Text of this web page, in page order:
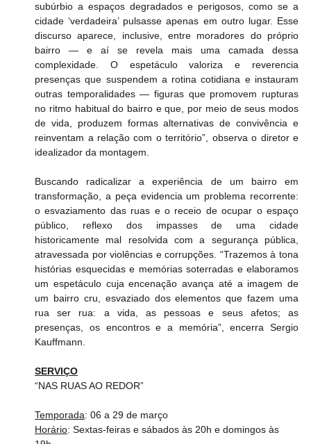
subúrbio a espaços degradados e perigosos, como se a
cidade ‘verdadeira’ pulsasse apenas em outro lugar. Esse
discurso aparece, inclusive, entre moradores do próprio
bairro — e aí se revela mais uma camada dessa
complexidade. O espetáculo valoriza e reverencia
presenças que suspendem a rotina cotidiana e instauram
outras temporalidades — figuras que promovem rupturas
no ritmo habitual do bairro e que, por meio de seus modos
de vida, produzem formas alternativas de convivência e
reinventam a relação com o território”, observa o diretor e
idealizador da montagem.
Buscando radicalizar a experiência de um bairro em
transformação, a peça evidencia um problema recorrente:
o esvaziamento das ruas e o receio de ocupar o espaço
público, reflexo dos impasses de uma cidade
historicamente mal resolvida com a segurança pública,
atravessada por violências e corrupções. “Trazemos à tona
histórias esquecidas e memórias soterradas e elaboramos
um espetáculo cuja encenação avança até a imagem de
um bairro cru, esvaziado dos elementos que fazem uma
rua ser rua: a vida, as pessoas e seus afetos; as
presenças, os encontros e a memória”, encerra Sergio
Kauffmann.
SERVIÇO
“NAS RUAS AO REDOR”
Temporada: 06 a 29 de março
Horário: Sextas-feiras e sábados às 20h e domingos às